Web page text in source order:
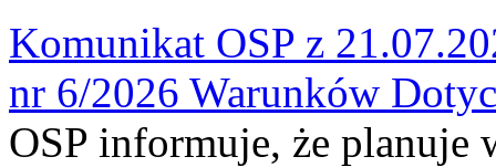
Komunikat OSP z
nr 6/2026 Warunków
OSP informuje, że planuje